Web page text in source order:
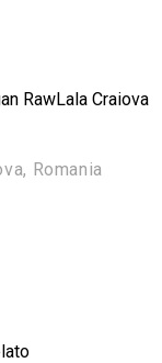
RawLala Craiova
Romania